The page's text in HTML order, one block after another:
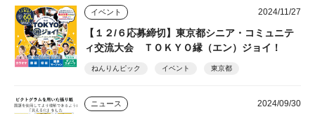
イベント 2024/11/27
【１２/６応募締切】東京都シニア・コミュニテ
ィ交流大会 ＴＯＫＹＯ縁（エン）ジョイ！
ねんりんピック イベント 東京都
ニュース 2024/09/30